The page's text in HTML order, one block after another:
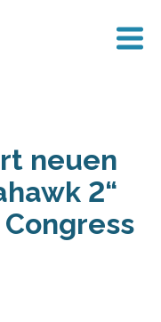
neuen
2“